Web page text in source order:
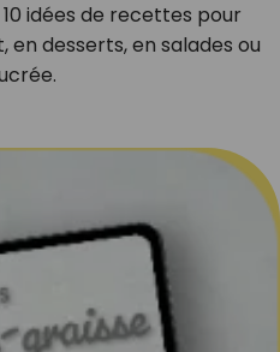
idées de recettes pour
en desserts, en salades ou